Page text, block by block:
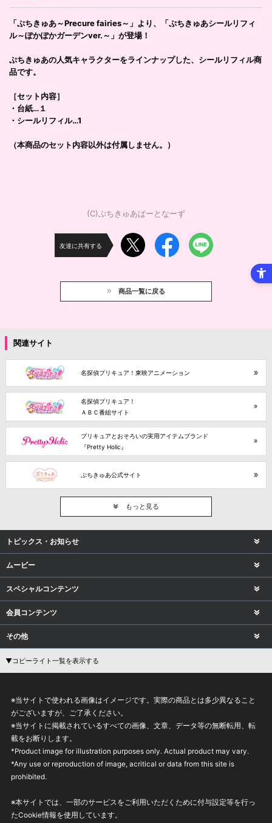
「ぷちきゅあ～Precure fairies～」より、「ぷちきゅあシールリフィ
ル～ぽかぽかガーデンver.～」が登場！
ぷちきゅあの人気キャラクターをラインナップした、シールリフィル商
品です。
［セット内容］
・台紙…１
・シールリフィル…1
（本商品のセット内容以外は付属しません。）
(C)ぷちきゅあぱーとなーず
友達に共有する
商品一覧に戻る
関連サイト
名探偵プリキュア！東映アニメーション
名探偵プリキュア！
ＡＢＣ番組サイト
プリキュアとおそろいの実用アイテムブランド
『Pretty Holic』
ぷちきゅあ公式サイト
もっと見る
トピックス・お知らせ
ムービー
スペシャルコンテンツ
会員コンテンツ
その他
▼コピーライト一覧を表示する
※当サイトで使われる画像はイメージです。実際の商品とは多少異なること
がございますが、ご了承ください。
※当サイトに掲載されているすべての画像、文章、データ等の無断転用、転
載をお断りします。
*Product image for illustration purposes only. Actual product may vary.
*Any use or reproduction of image, acritical or data from this site is
prohibited.
※本サイトでは、一部のサービスをご利用いただくために付与設定等を行っ
たCookie情報を使用しています。